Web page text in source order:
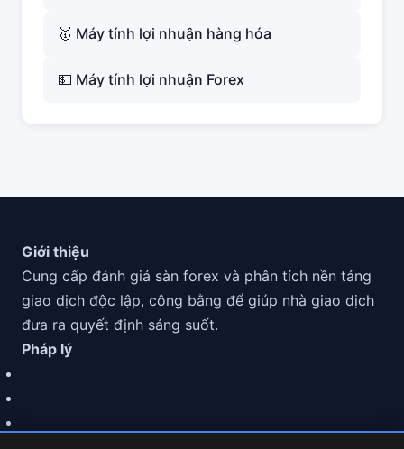
🥇 Máy tính lợi nhuận hàng hóa
💵 Máy tính lợi nhuận Forex
Giới thiệu
Cung cấp đánh giá sàn forex và phân tích nền tảng
giao dịch độc lập, công bằng để giúp nhà giao dịch
đưa ra quyết định sáng suốt.
Pháp lý